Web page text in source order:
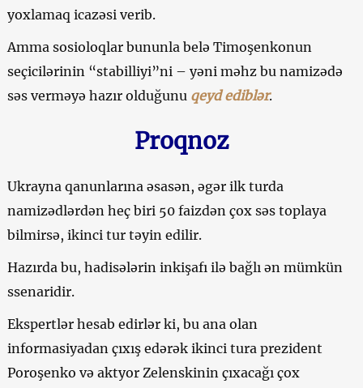
yoxlamaq icazəsi verib.
Amma sosioloqlar bununla belə Timoşenkonun
seçicilərinin “stabilliyi”ni – yəni məhz bu namizədə
səs verməyə hazır olduğunu qeyd ediblər.
Proqnoz
Ukrayna qanunlarına əsasən, əgər ilk turda
namizədlərdən heç biri 50 faizdən çox səs toplaya
bilmirsə, ikinci tur təyin edilir.
Hazırda bu, hadisələrin inkişafı ilə bağlı ən mümkün
ssenaridir.
Ekspertlər hesab edirlər ki, bu ana olan
informasiyadan çıxış edərək ikinci tura prezident
Poroşenko və aktyor Zelenskinin çıxacağı çox